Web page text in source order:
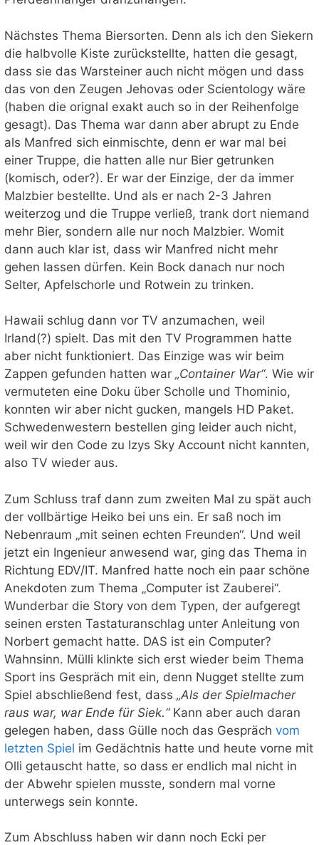
Nächstes Thema Biersorten. Denn als ich den Siekern
die halbvolle Kiste zurückstellte, hatten die gesagt,
dass sie das Warsteiner auch nicht mögen und dass
das von den Zeugen Jehovas oder Scientology wäre
(haben die orignal exakt auch so in der Reihenfolge
gesagt). Das Thema war dann aber abrupt zu Ende
als Manfred sich einmischte, denn er war mal bei
einer Truppe, die hatten alle nur Bier getrunken
(komisch, oder?). Er war der Einzige, der da immer
Malzbier bestellte. Und als er nach 2-3 Jahren
weiterzog und die Truppe verließ, trank dort niemand
mehr Bier, sondern alle nur noch Malzbier. Womit
dann auch klar ist, dass wir Manfred nicht mehr
gehen lassen dürfen. Kein Bock danach nur noch
Selter, Apfelschorle und Rotwein zu trinken.
Hawaii schlug dann vor TV anzumachen, weil
Irland(?) spielt. Das mit den TV Programmen hatte
aber nicht funktioniert. Das Einzige was wir beim
Zappen gefunden hatten war „Container War“. Wie wir
vermuteten eine Doku über Scholle und Thominio,
konnten wir aber nicht gucken, mangels HD Paket.
Schwedenwestern bestellen ging leider auch nicht,
weil wir den Code zu Izys Sky Account nicht kannten,
also TV wieder aus.
Zum Schluss traf dann zum zweiten Mal zu spät auch
der vollbärtige Heiko bei uns ein. Er saß noch im
Nebenraum „mit seinen echten Freunden“. Und weil
jetzt ein Ingenieur anwesend war, ging das Thema in
Richtung EDV/IT. Manfred hatte noch ein paar schöne
Anekdoten zum Thema „Computer ist Zauberei“.
Wunderbar die Story von dem Typen, der aufgeregt
seinen ersten Tastaturanschlag unter Anleitung von
Norbert gemacht hatte. DAS ist ein Computer?
Wahnsinn. Mülli klinkte sich erst wieder beim Thema
Sport ins Gespräch mit ein, denn Nugget stellte zum
Spiel abschließend fest, dass „Als der Spielmacher
raus war, war Ende für Siek.“Kann aber auch daran
gelegen haben, dass Gülle noch das Gespräch vom
letzten Spiel im Gedächtnis hatte und heute vorne mit
Olli getauscht hatte, so dass er endlich mal nicht in
der Abwehr spielen musste, sondern mal vorne
unterwegs sein konnte.
Zum Abschluss haben wir dann noch Ecki per